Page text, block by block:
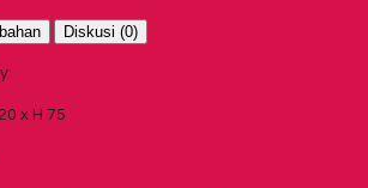
Diskusi (0)
x H 75